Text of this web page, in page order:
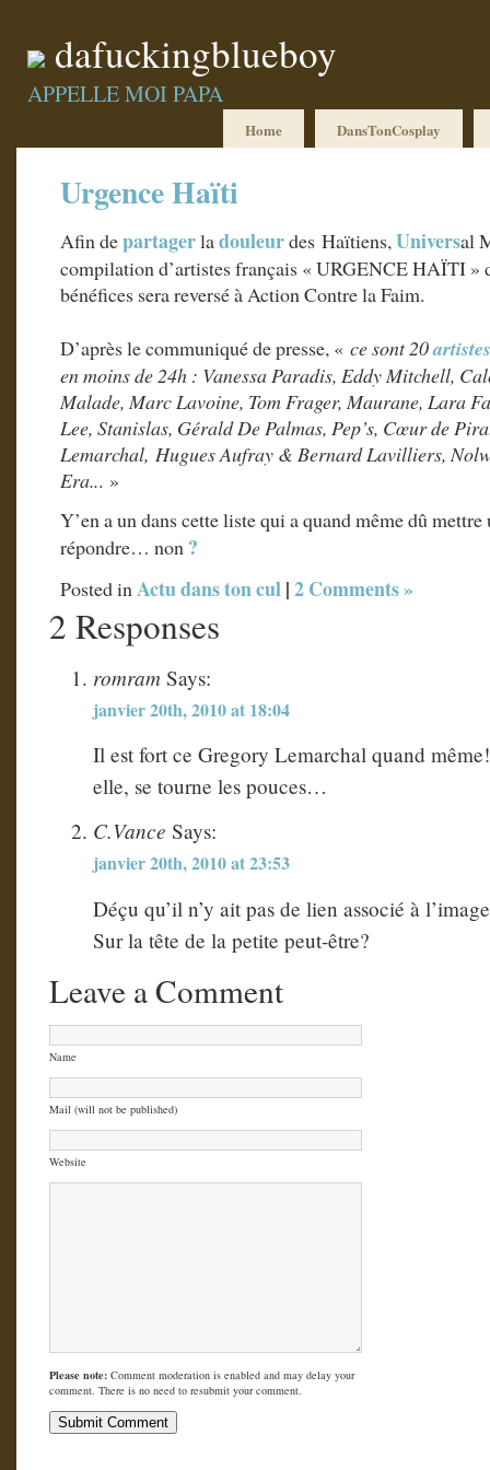
dafuckingblueboy
APPELLE MOI PAPA
Home DansTonCosplay
Urgence Haïti
Afin departagerladouleurdes Haïtiens,Universal
compilation d’artistes français « URGENCE HAÏTI »
bénéfices sera reversé à Action Contre la Faim.
D’après le communiqué de presse, « ce sont 20
en moins de 24h : Vanessa Paradis, Eddy Mitchell,
Malade, Marc Lavoine, Tom Frager, Maurane, Lara
Lee, Stanislas, Gérald De Palmas, Pep’s, Cœur de
Lemarchal, Hugues Aufray & Bernard Lavilliers,
Era... »
Y’en a un dans cette liste qui a quand même dû
répondre… non ?
Posted inActu dans ton cul|2 Comments »
2 Responses
romram Says:
janvier 20th, 2010 at 18:04
Il est fort ce Gregory Lemarchal quand
elle, se tourne les pouces…
C.Vance Says:
janvier 20th, 2010 at 23:53
Déçu qu’il n’y ait pas de lien associé à
Sur la tête de la petite peut-être?
Leave a Comment
Name
Mail (will not be published)
Website
Please note: Comment moderation is enabled and may delay your
comment. There is no need to resubmit your comment.